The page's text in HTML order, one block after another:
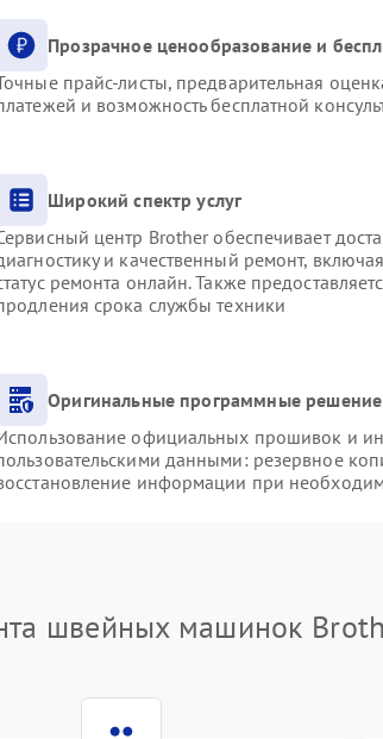
Прозрачное ценообразование и
прайс-листы, предварительная
и возможность бесплатной
Широкий спектр услуг
центр Brother обеспечивает
и качественный ремонт,
ремонта онлайн. Также
срока службы техники
Оригинальные программные
официальных прошивок и
данными: резервное
информации при
швейных машинок